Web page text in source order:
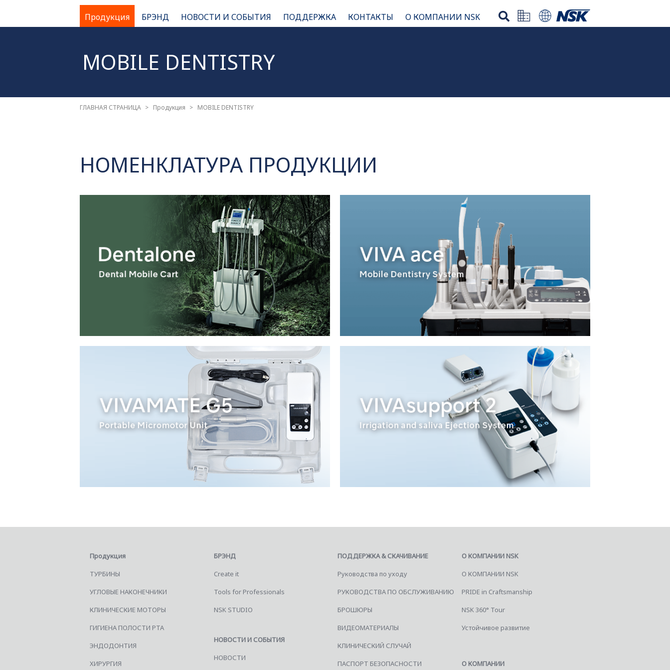
Продукция БРЭНД НОВОСТИ И СОБЫТИЯ ПОДДЕРЖКА КОНТАКТЫ О КОМПАНИИ NSK
MOBILE DENTISTRY
ГЛАВНАЯ СТРАНИЦА Продукция MOBILE DENTISTRY
НОМЕНКЛАТУРА ПРОДУКЦИИ
Продукция
ТУРБИНЫ
УГЛОВЫЕ НАКОНЕЧНИКИ
КЛИНИЧЕСКИЕ МОТОРЫ
ГИГИЕНА ПОЛОСТИ РТА
ЭНДОДОНТИЯ
ХИРУРГИЯ
БРЭНД
Create it
Tools for Professionals
NSK STUDIO
НОВОСТИ И СОБЫТИЯ
НОВОСТИ
ПОДДЕРЖКА & СКАЧИВАНИЕ
Руководства по уходу
РУКОВОДСТВА ПО ОБСЛУЖИВАНИЮ
БРОШЮРЫ
ВИДЕОМАТЕРИАЛЫ
КЛИНИЧЕСКИЙ СЛУЧАЙ
ПАСПОРТ БЕЗОПАСНОСТИ
О КОМПАНИИ NSK
О КОМПАНИИ NSK
PRIDE in Craftsmanship
NSK 360° Tour
Устойчивое развитие
О КОМПАНИИ